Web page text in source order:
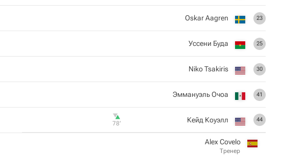
23
Oskar Aagren
25
Уссени Буда
30
Niko Tsakiris
41
Эммануэль Очоа
44
Кейд Коуэлл
78‎’‎
Alex Covelo
Тренер